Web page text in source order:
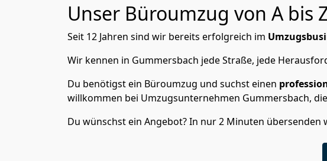
Unser Büroumzug von A bis
Seit 12 Jahren sind wir bereits erfolgreich im
Wir kennen in Gummersbach jede Straße, jede
Du benötigst ein Büroumzug und suchst einen
willkommen bei Umzugsunternehmen Gummersbach,
Du wünschst ein Angebot? In nur 2 Minuten